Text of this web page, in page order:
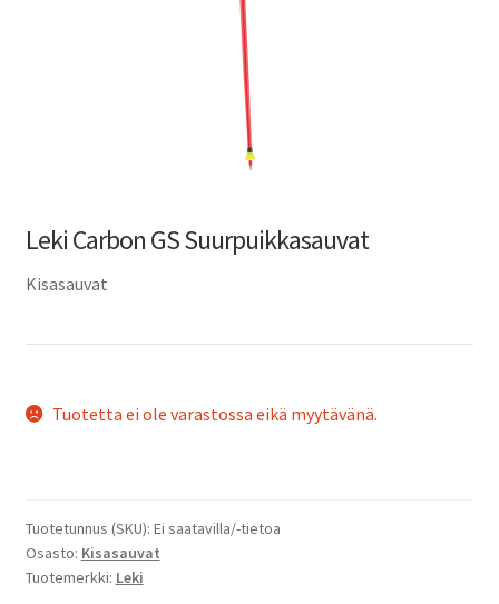
Leki Carbon GS Suurpuikkasauvat
Kisasauvat
Tuotetta ei ole varastossa eikä myytävänä.
Tuotetunnus (SKU): Ei saatavilla/-tietoa
Osasto: Kisasauvat
Tuotemerkki: Leki